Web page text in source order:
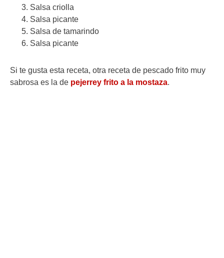
Salsa criolla
Salsa picante
Salsa de tamarindo
Salsa picante
Si te gusta esta receta, otra receta de pescado frito muy
sabrosa es la de pejerrey frito a la mostaza.